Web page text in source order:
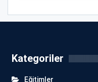
Kategoriler
Eğitimler